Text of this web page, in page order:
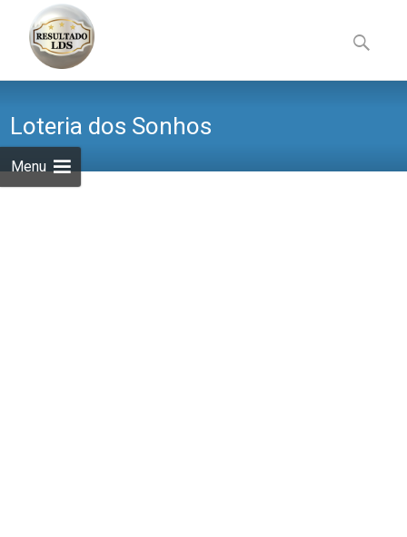
Menu
to
content
por:
Loteria dos Sonhos